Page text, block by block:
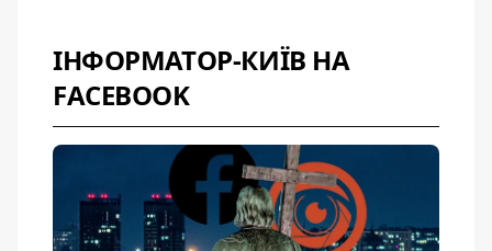
ІНФОРМАТОР-КИЇВ НА
FACEBOOK